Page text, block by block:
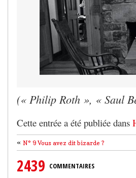
(« Philip Roth », « Saul
Cette entrée a été publiée dans
« N° 9 Vous avez dit bizarde ?
2439 COMMENTAIRES